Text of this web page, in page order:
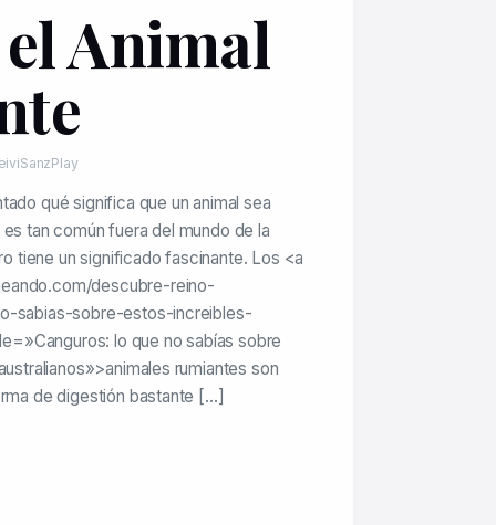
Animal
qué significa que un animal sea
tan común fuera del mundo de la
tiene un significado fascinante. Los <a
descubre-reino-
sabias-sobre-estos-increibles-
lo que no sabías sobre
rumiantes son
de digestión bastante […]